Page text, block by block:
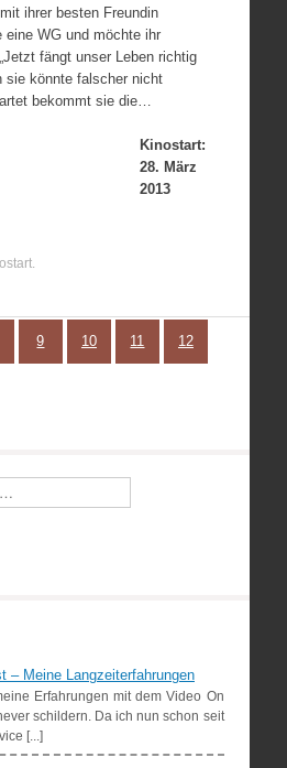
ihrer besten Freundin
eine WG und möchte ihr
fängt unser Leben richtig
sie könnte falscher nicht
bekommt sie die…
Kinostart:
28. März
2013
.
9 10 11 12
– Meine Langzeiterfahrungen
Erfahrungen mit dem Video On
schildern. Da ich nun schon seit
[...]